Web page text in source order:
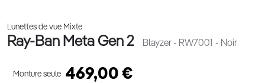
Lunettes de vue Mixte
Ray-Ban Meta Gen 2 Blayzer - RW7001 - Noir
Monture seule 469,00 €